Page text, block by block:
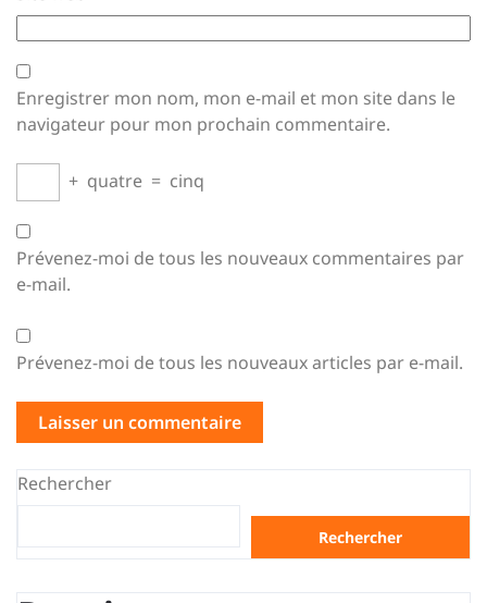
Enregistrer mon nom, mon e-mail et mon site dans le
navigateur pour mon prochain commentaire.
+ quatre = cinq
Prévenez-moi de tous les nouveaux commentaires par
e-mail.
Prévenez-moi de tous les nouveaux articles par e-mail.
Rechercher
Rechercher